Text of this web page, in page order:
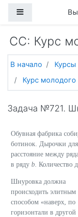
Боковая панель
CC: Курс
В начало Курсы
Курс
Задача №721.
Обувная фабрика
ботинок. Дырочки
расстояние между
в ряду b. Количество
Шнуровка должна
происходить элитным
способом «наверх, по
горизонтали в другой